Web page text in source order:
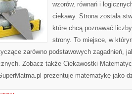
wzorów, równań i
ciekawy. Strona została
które chcą poznawać
strony. To miejsce, w
zarówno podstawowych zagadnień,
Zobacz także Ciekawostki
prezentuje matematykę jako